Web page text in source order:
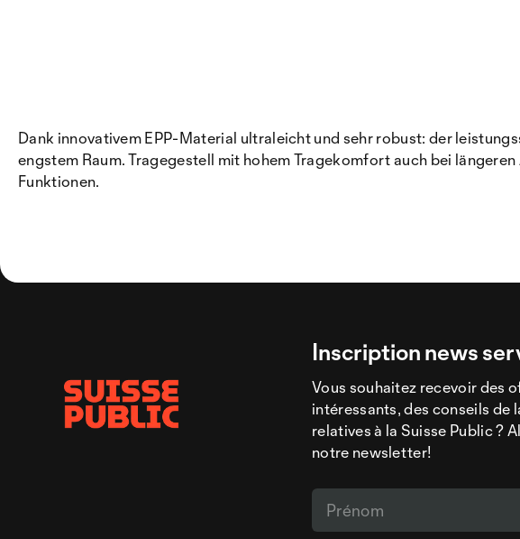
Dank innovativem EPP-Material ultraleicht und sehr robust: der
engstem Raum. Tragegestell mit hohem Tragekomfort auch bei
Funktionen.
Inscription news
Vous souhaitez recevoir des
intéressants, des conseils de
relatives à la Suisse Public ?
notre newsletter!